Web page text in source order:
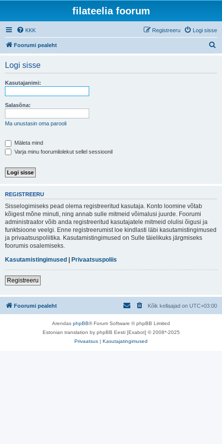
filateelia foorum
KKK Logi sisse
Registreeru
Foorumi pealeht
Logi sisse
Kasutajanimi:
Salasõna:
Ma unustasin oma parooli
Mäleta mind
Varja minu foorumilolekut sellel sessioonil
REGISTREERU
Sisselogimiseks pead olema registreeritud kasutaja. Konto loomine võtab
kõigest mõne minuti, ning annab sulle mitmeid võimalusi juurde. Foorumi
administraator võib anda registreeritud kasutajatele mitmeid olulisi õigusi ja
funktsioone veelgi. Enne registreerumist loe kindlasti läbi kasutamistingimused
ja privaatsuspoliitika. Kasutamistingimused on Sulle täielikuks järgmiseks
foorumis osalemiseks.
Kasutamistingimused | Privaatsuspoliis
Registreeru
Foorumi pealeht Kõik kellaajad on UTC+03:00
Arendas phpBB® Forum Software © phpBB Limited
Estonian translation by phpBB Eesti [Exabot] © 2008*-2025
Privaatsus | Kasutajatingimused